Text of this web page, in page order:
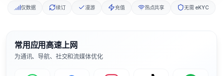
仅数据 续订 漫游 充值 热点共享 无需 eKYC
常用应用高速上网
为通讯、导航、社交和流媒体优化